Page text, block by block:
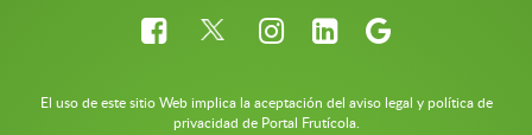
El uso de este sitio Web implica la aceptación del aviso legal y política de
privacidad de Portal Frutícola.